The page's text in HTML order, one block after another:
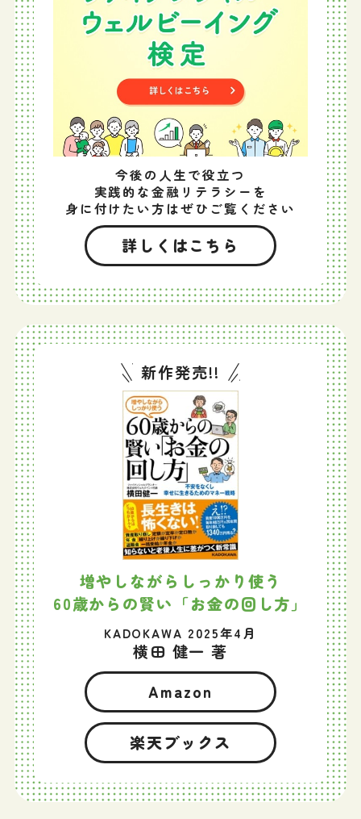
今後の人生で役立つ
実践的な金融リテラシーを
身に付けたい方はぜひご覧ください
詳しくはこちら
新作発売!!
増やしながらしっかり使う
60歳からの賢い「お金の回し方」
KADOKAWA 2025年4月
横田 健一 著
Amazon
楽天ブックス